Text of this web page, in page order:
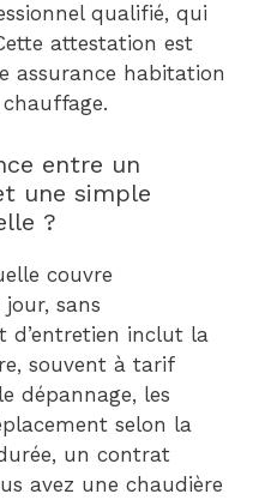
qualifié, qui
attestation est
assurance habitation
entre un
une simple
?
couvre
sans
d’entretien inclut la
souvent à tarif
dépannage, les
selon la
un contrat
avez une chaudière